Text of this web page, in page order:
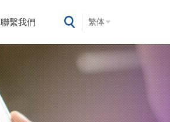
聯繫我們 繁体